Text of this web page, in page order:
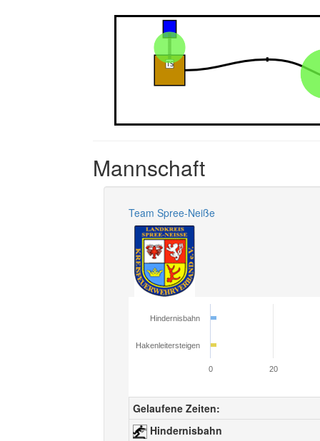
Mannschaft
Team Spree-Neiße
Hindernisbahn
Hakenleitersteigen
0 20
Gelaufene Zeiten:
Hindernisbahn